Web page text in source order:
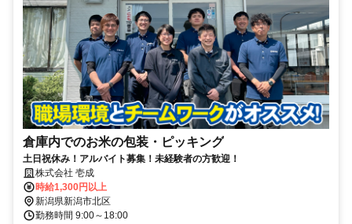
倉庫内でのお米の包装・ピッキング
土日祝休み！アルバイト募集！未経験者の方歓迎！
株式会社 壱成
時給1,300円以上
新潟県新潟市北区
勤務時間 9:00～18:00